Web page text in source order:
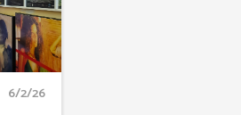
6/2/26